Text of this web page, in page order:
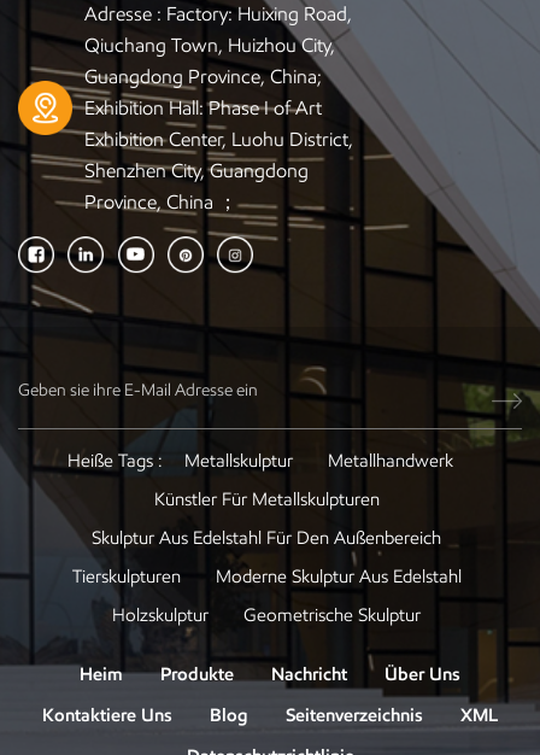
Adresse : Factory: Huixing Road,
Qiuchang Town, Huizhou City,
Guangdong Province, China;
Exhibition Hall: Phase I of Art
Exhibition Center, Luohu District,
Shenzhen City, Guangdong
Province, China ；
Heiße Tags : Metallskulptur
Metallhandwerk
Künstler Für Metallskulpturen
Skulptur Aus Edelstahl Für Den Außenbereich
Tierskulpturen
Moderne Skulptur Aus Edelstahl
Holzskulptur
Geometrische Skulptur
Heim Produkte Nachricht
Über Uns
Kontaktiere Uns
Blog Seitenverzeichnis
XML